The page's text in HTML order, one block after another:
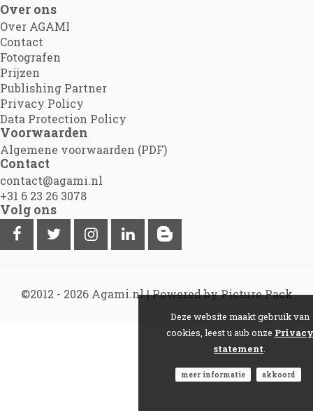
Over ons
Over AGAMI
Contact
Fotografen
Prijzen
Publishing Partner
Privacy Policy
Data Protection Policy
Voorwaarden
Algemene voorwaarden (PDF)
Contact
contact@agami.nl
+31 6 23 26 3078
Volg ons
©2012 - 2026 Agami.nl|Powered by Picture Pack
Deze website maakt gebruik van
cookies, leest u aub onze Privacy
statement
meer informatie akkoord